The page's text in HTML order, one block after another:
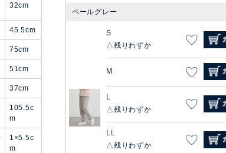
ペールグレー
S
残りわずか
M
L
残りわずか
LL
残りわずか
32cm
45.5cm
75cm
51cm
37cm
105.5c
m
1×5.5c
m